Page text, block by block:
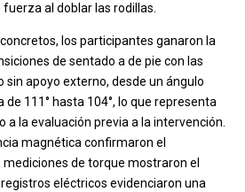
al doblar las rodillas.
los participantes ganaron la
de sentado a de pie con las
sin apoyo externo, desde un ángulo
111° hasta 104°, lo que representa
a la evaluación previa a la intervención.
magnética confirmaron el
de torque mostraron el
eléctricos evidenciaron una